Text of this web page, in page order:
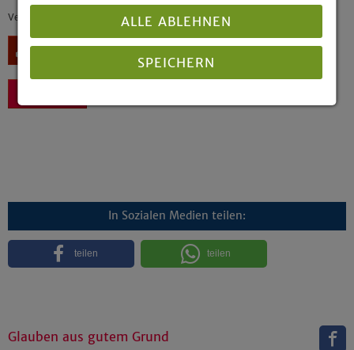
Veröffentlicht: 05/2014
Download
In Sozialen Medien teilen:
teilen teilen
Glauben aus gutem Grund
ALLE ABLEHNEN
SPEICHERN